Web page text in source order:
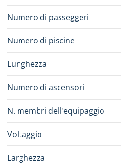
Numero di passeggeri
Numero di piscine
Lunghezza
Numero di ascensori
N. membri dell'equipaggio
Voltaggio
Larghezza